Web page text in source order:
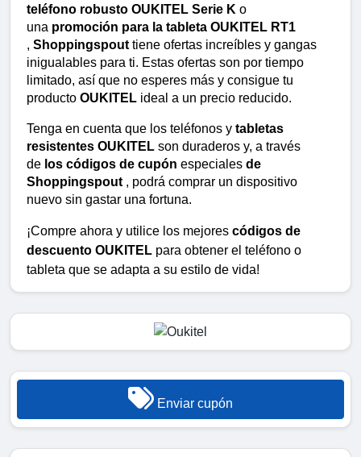
teléfono robusto OUKITEL Serie K o
una promoción para la tableta OUKITEL RT1
, Shoppingspout tiene ofertas increíbles y gangas
inigualables para ti. Estas ofertas son por tiempo
limitado, así que no esperes más y consigue tu
producto OUKITEL ideal a un precio reducido.
Tenga en cuenta que los teléfonos y tabletas
resistentes OUKITEL son duraderos y, a través
de los códigos de cupón especiales de
Shoppingspout , podrá comprar un dispositivo
nuevo sin gastar una fortuna.
¡Compre ahora y utilice los mejores códigos de
descuento OUKITEL para obtener el teléfono o
tableta que se adapta a su estilo de vida!
Enviar cupón